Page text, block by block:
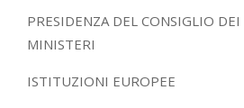
PRESIDENZA DEL CONSIGLIO
MINISTERI
ISTITUZIONI EUROPEE